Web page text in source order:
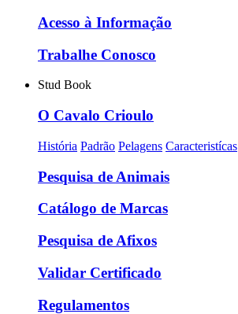
Acesso à Informação
Trabalhe Conosco
Stud Book
O Cavalo Crioulo
História Padrão Pelagens Caracteristícas
Pesquisa de Animais
Catálogo de Marcas
Pesquisa de Afixos
Validar Certificado
Regulamentos